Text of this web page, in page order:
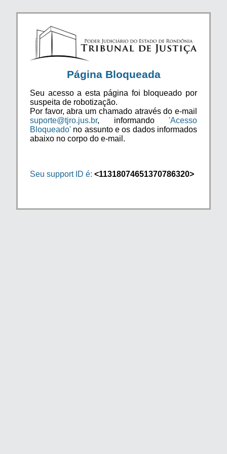
Página Bloqueada
Seu acesso a esta página foi bloqueado por
suspeita de robotização.
Por favor, abra um chamado através do e-mail
suporte@tjro.jus.br, informando 'Acesso
Bloqueado' no assunto e os dados informados
abaixo no corpo do e-mail.
Seu support ID é: <11318074651370786320>